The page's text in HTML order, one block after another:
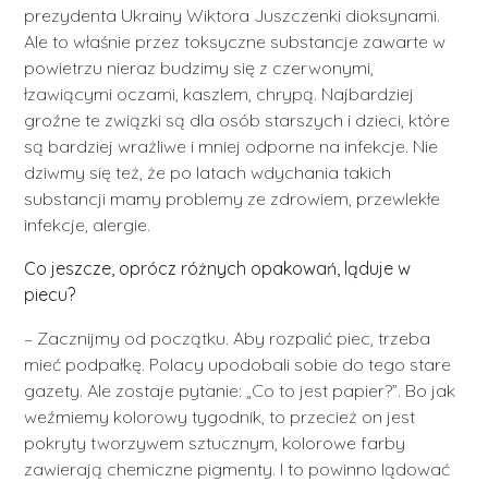
prezydenta Ukrainy Wiktora Juszczenki dioksynami.
Ale to właśnie przez toksyczne substancje zawarte w
powietrzu nieraz budzimy się z czerwonymi,
łzawiącymi oczami, kaszlem, chrypą. Najbardziej
groźne te związki są dla osób starszych i dzieci, które
są bardziej wrażliwe i mniej odporne na infekcje. Nie
dziwmy się też, że po latach wdychania takich
substancji mamy problemy ze zdrowiem, przewlekłe
infekcje, alergie.
Co jeszcze, oprócz różnych opakowań, ląduje w
piecu?
– Zacznijmy od początku. Aby rozpalić piec, trzeba
mieć podpałkę. Polacy upodobali sobie do tego stare
gazety. Ale zostaje pytanie: „Co to jest papier?”. Bo jak
weźmiemy kolorowy tygodnik, to przecież on jest
pokryty tworzywem sztucznym, kolorowe farby
zawierają chemiczne pigmenty. I to powinno lądować